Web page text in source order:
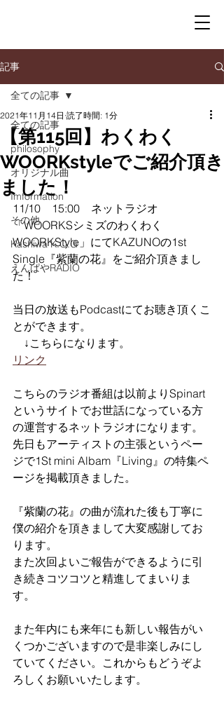
記事
全ての記事
philosophy
オリジナル曲
Imformation
その他
Kashiwa K.O.G
えんぱやRADIO
全ての記事
【第115回】わくわく
WOORKstyleでご紹介頂き
ました！
2021年11月14日 読了時間: 1分
11/10　15:00　ネットラジオ
「WOORKSシミズのわくわく
WOORKStyle」にてKAZUNOの1st
Single『紫蘭の花』をご紹介頂きまし
た！
当日の放送もPodcastにてお聴き頂くこ
とができます。
↓こちらになります。
リンク
こちらのラジオ番組は以前よりSpinart
というサイトでお世話になっている方
の運営するネットラジオになります。
先日もアーティストの主張というペー
ジで1St mini Albam『Living』の特集ペ
ージを掲載頂きました。
『紫蘭の花』の曲が流れた後も丁寧に
僕の紹介を頂きまして大変感謝してお
ります。
また次回よいご報告ができるように引
き続きコツコツと精進してまいりま
す。
また年内にも来年にも新しい報告がい
くつかございますので是非楽しみにし
ていてください。これからもどうぞよ
ろしくお願いいたします。